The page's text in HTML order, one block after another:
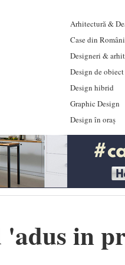
Arhitectură &
Case din
Designeri &
Design de obiect
Design hibrid
Graphic Design
Design în oraș
'adus in